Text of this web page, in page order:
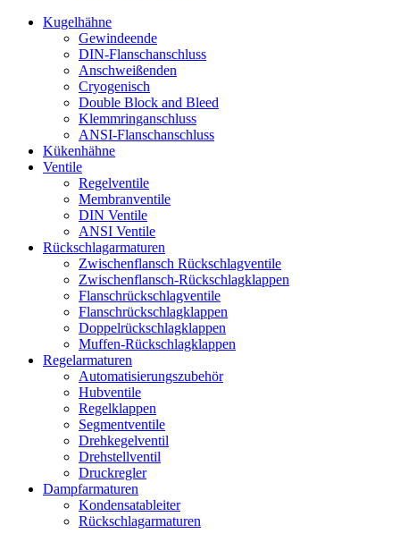
Kugelhähne
Gewindeende
DIN-Flanschanschluss
Anschweißenden
Cryogenisch
Double Block and Bleed
Klemmringanschluss
ANSI-Flanschanschluss
Kükenhähne
Ventile
Regelventile
Membranventile
DIN Ventile
ANSI Ventile
Rückschlag­armaturen
Zwischenflansch Rückschlagventile
Zwischenflansch-Rückschlagklappen
Flanschrückschlagventile
Flanschrückschlagklappen
Doppelrückschlagklappen
Muffen-Rückschlagklappen
Regelarmaturen
Automatisierungszubehör
Hubventile
Regelklappen
Segmentventile
Drehkegelventil
Drehstellventil
Druckregler
Dampfarmaturen
Kondensatableiter
Rückschlagarmaturen